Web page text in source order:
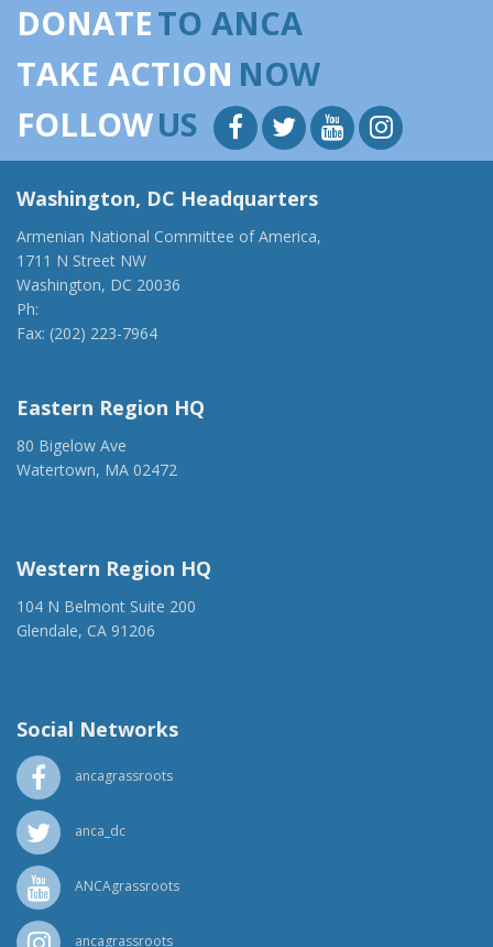
DONATETO ANCA
TAKE ACTION NOW
FOLLOWUS
Washington, DC Headquarters
Armenian National Committee of America,
1711 N Street NW
Washington, DC 20036
Ph:
Fax: (202) 223-7964
Eastern Region HQ
80 Bigelow Ave
Watertown, MA 02472
Western Region HQ
104 N Belmont Suite 200
Glendale, CA 91206
Social Networks
ancagrassroots
anca_dc
ANCAgrassroots
ancagrassroots